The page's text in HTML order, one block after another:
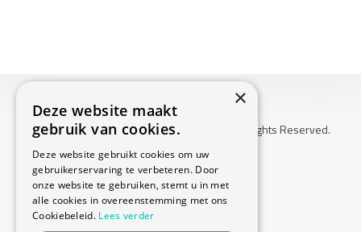
Copyright © 2026 Huis Voor Gezondheid. All Rights Reserved.
Klachtenprocedure
Annuleringsvoorwaarden
-
×
Deze website maakt
gebruik van cookies.
Deze website gebruikt cookies om uw
gebruikerservaring te verbeteren. Door
onze website te gebruiken, stemt u in met
alle cookies in overeenstemming met ons
Cookiebeleid. Lees verder